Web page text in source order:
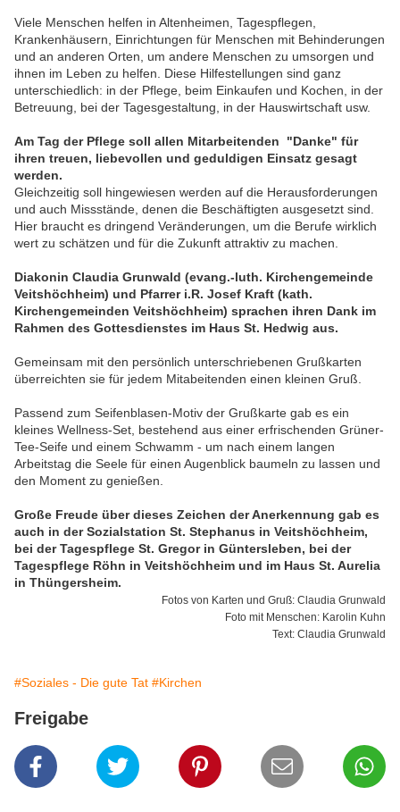
Viele Menschen helfen in Altenheimen, Tagespflegen,
Krankenhäusern, Einrichtungen für Menschen mit Behinderungen
und an anderen Orten, um andere Menschen zu umsorgen und
ihnen im Leben zu helfen. Diese Hilfestellungen sind ganz
unterschiedlich: in der Pflege, beim Einkaufen und Kochen, in der
Betreuung, bei der Tagesgestaltung, in der Hauswirtschaft usw.
Am Tag der Pflege soll allen Mitarbeitenden "Danke" für
ihren treuen, liebevollen und geduldigen Einsatz gesagt
werden.
Gleichzeitig soll hingewiesen werden auf die Herausforderungen
und auch Missstände, denen die Beschäftigten ausgesetzt sind.
Hier braucht es dringend Veränderungen, um die Berufe wirklich
wert zu schätzen und für die Zukunft attraktiv zu machen.
Diakonin Claudia Grunwald (evang.-luth. Kirchengemeinde
Veitshöchheim) und Pfarrer i.R. Josef Kraft (kath.
Kirchengemeinden Veitshöchheim) sprachen ihren Dank im
Rahmen des Gottesdienstes im Haus St. Hedwig aus.
Gemeinsam mit den persönlich unterschriebenen Grußkarten
überreichten sie für jedem Mitabeitenden einen kleinen Gruß.
Passend zum Seifenblasen-Motiv der Grußkarte gab es ein
kleines Wellness-Set, bestehend aus einer erfrischenden Grüner-
Tee-Seife und einem Schwamm - um nach einem langen
Arbeitstag die Seele für einen Augenblick baumeln zu lassen und
den Moment zu genießen.
Große Freude über dieses Zeichen der Anerkennung gab es
auch in der Sozialstation St. Stephanus in Veitshöchheim,
bei der Tagespflege St. Gregor in Güntersleben, bei der
Tagespflege Röhn in Veitshöchheim und im Haus St. Aurelia
in Thüngersheim.
Fotos von Karten und Gruß: Claudia Grunwald
Foto mit Menschen: Karolin Kuhn
Text: Claudia Grunwald
#Soziales - Die gute Tat #Kirchen
Freigabe